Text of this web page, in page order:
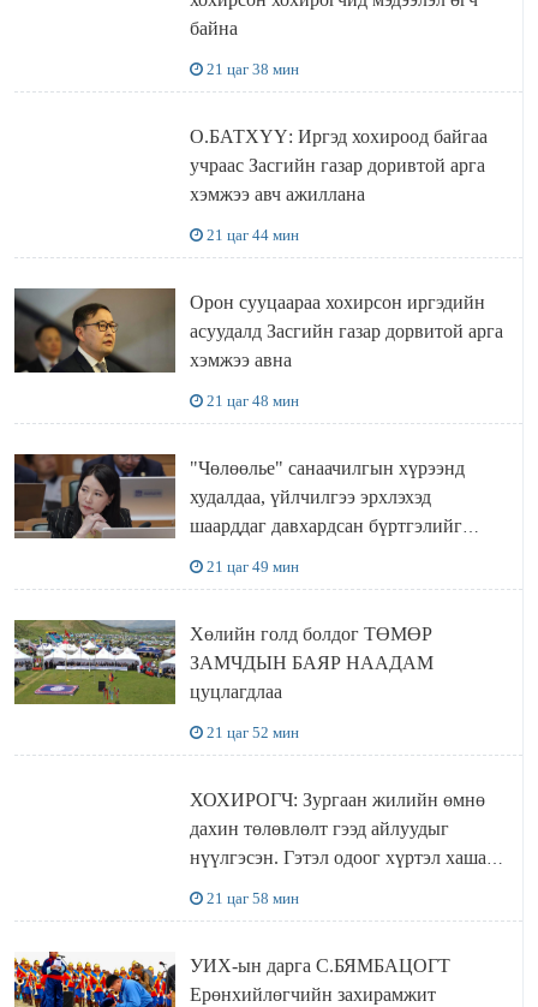
байна
21 цаг 38 мин
О.БАТХҮҮ: Иргэд хохироод байгаа
учраас Засгийн газар доривтой арга
хэмжээ авч ажиллана
21 цаг 44 мин
Орон сууцаараа хохирсон иргэдийн
асуудалд Засгийн газар дорвитой арга
хэмжээ авна
21 цаг 48 мин
"Чөлөөлье" санаачилгын хүрээнд
худалдаа, үйлчилгээ эрхлэхэд
шаарддаг давхардсан бүртгэлийг
21 цаг 49 мин
Хөлийн голд болдог ТӨМӨР
ЗАМЧДЫН БАЯР НААДАМ
цуцлагдлаа
21 цаг 52 мин
ХОХИРОГЧ: Зургаан жилийн өмнө
дахин төлөвлөлт гээд айлуудыг
нүүлгэсэн. Гэтэл одоог хүртэл хашаа
21 цаг 58 мин
УИХ-ын дарга С.БЯМБАЦОГТ
Ерөнхийлөгчийн захирамжит